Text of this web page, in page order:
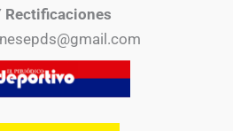
Rectificaciones